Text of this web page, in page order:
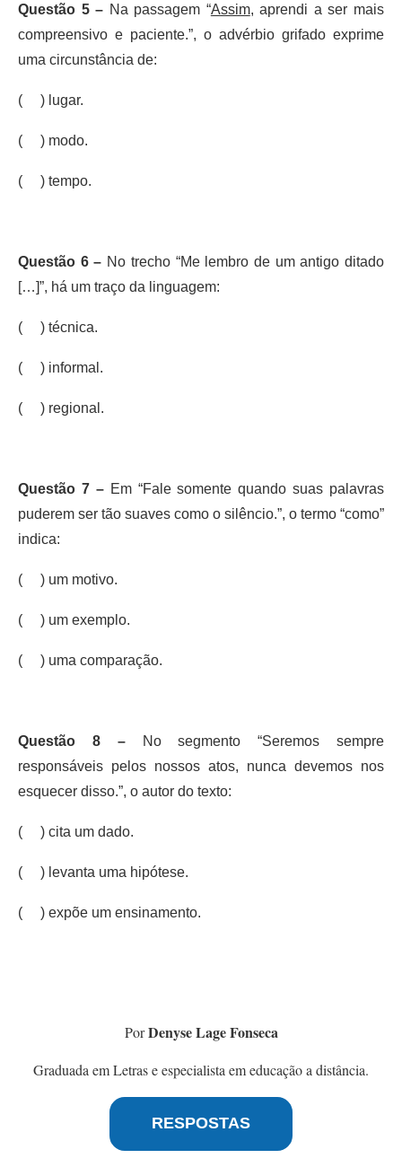
Questão 5 – Na passagem “Assim, aprendi a ser mais
compreensivo e paciente.”, o advérbio grifado exprime
uma circunstância de:
( ) lugar.
( ) modo.
( ) tempo.
Questão 6 – No trecho “Me lembro de um antigo ditado
[…]”, há um traço da linguagem:
( ) técnica.
( ) informal.
( ) regional.
Questão 7 – Em “Fale somente quando suas palavras
puderem ser tão suaves como o silêncio.”, o termo “como”
indica:
( ) um motivo.
( ) um exemplo.
( ) uma comparação.
Questão 8 –
No segmento “Seremos sempre
responsáveis pelos nossos atos, nunca devemos nos
esquecer disso.”, o autor do texto:
( ) cita um dado.
( ) levanta uma hipótese.
( ) expõe um ensinamento.
PorDenyse Lage Fonseca
Graduada em Letras e especialista em educação a distância.
RESPOSTAS